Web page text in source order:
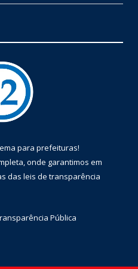
para prefeituras!
onde garantimos em
das leis de transparência
Pública